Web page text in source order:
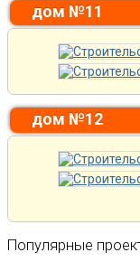
дом №11
дом №12
Популярные